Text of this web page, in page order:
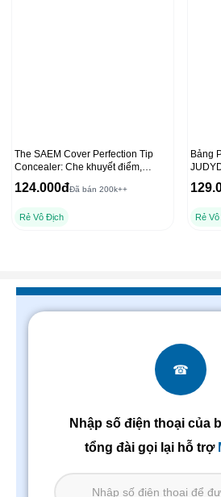
The SAEM Cover Perfection Tip
Concealer: Che khuyết điểm,
chống nắng hiệu quả
124.000đĐã bán 200k++
Rẻ Vô Địch
Bảng
màu
Rẻ
☎
Nhập số điện thoại của
tổng đài gọi lại hỗ trợ